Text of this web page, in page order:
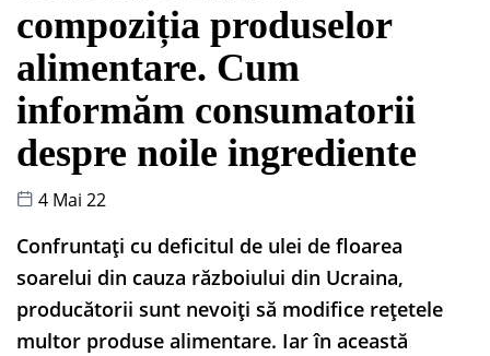
compoziția produselor
alimentare. Cum
informăm consumatorii
despre noile ingrediente
4 Mai 22
Confruntați cu deficitul de ulei de floarea
soarelui din cauza războiului din Ucraina,
producătorii sunt nevoiți să modifice rețetele
multor produse alimentare. Iar în această